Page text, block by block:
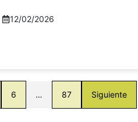
12/02/2026
6 … 87 Siguiente